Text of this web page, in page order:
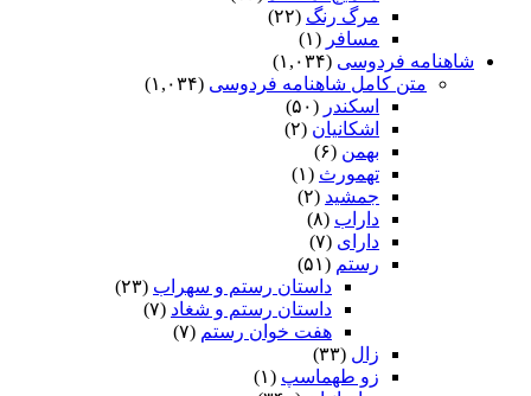
مرگ رنگ (۲۲)
مسافر (۱)
شاهنامه فردوسی (۱,۰۳۴)
متن کامل شاهنامه فردوسی (۱,۰۳۴)
اسکندر (۵۰)
اشکانیان (۲)
بهمن (۶)
تهمورث (۱)
جمشید (۲)
داراب (۸)
دارای (۷)
رستم (۵۱)
داستان رستم و سهراب (۲۳)
داستان رستم و شغاد (۷)
هفت خوان رستم‏ (۷)
زال (۳۳)
زو طهماسپ‏ (۱)